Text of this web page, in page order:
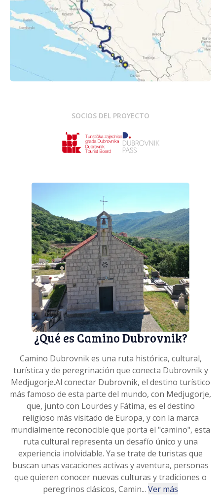
SOCIOS DEL PROYECTO
¿Qué es Camino Dubrovnik?
Camino Dubrovnik es una ruta histórica, cultural,
turística y de peregrinación que conecta Dubrovnik y
Medjugorje.Al conectar Dubrovnik, el destino turístico
más famoso de esta parte del mundo, con Medjugorje,
que, junto con Lourdes y Fátima, es el destino
religioso más visitado de Europa, y con la marca
mundialmente reconocible que porta el "camino", esta
ruta cultural representa un desafío único y una
experiencia inolvidable. Ya se trate de turistas que
buscan unas vacaciones activas y aventura, personas
que quieren conocer nuevas culturas y tradiciones o
peregrinos clásicos, Camin... Ver más